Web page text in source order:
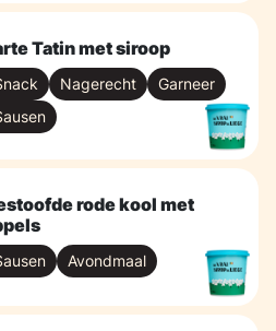
Tatin met siroop
Nagerecht
Garneer
rode kool met
Avondmaal